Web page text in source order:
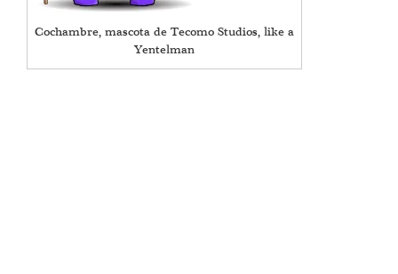
Cochambre, mascota de Tecomo Studios, like a
Yentelman